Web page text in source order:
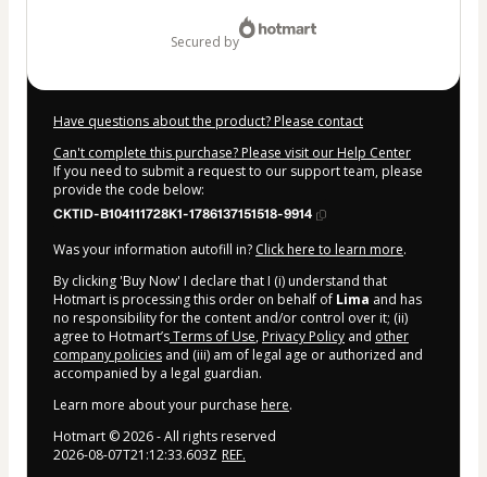
secured by
Have questions about the product? Please contact
Can't complete this purchase? Please visit our Help Center
If you need to submit a request to our support team, please
provide the code below:
CKTID-B104111728K1-1786137151518-9914
Was your information autofill in? Click here to learn more.
By clicking 'Buy Now' I declare that I (i) understand that
Hotmart is processing this order on behalf of Lima and has
no responsibility for the content and/or control over it; (ii)
agree to Hotmart’sTerms of Use, Privacy Policy and other
company policies and (iii) am of legal age or authorized and
accompanied by a legal guardian.
Learn more about your purchase here.
Hotmart ©2026- All rights reserved
2026-08-07T21:12:33.603Z REF.